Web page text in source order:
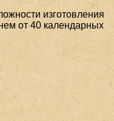
изготовления
от 40 календарных